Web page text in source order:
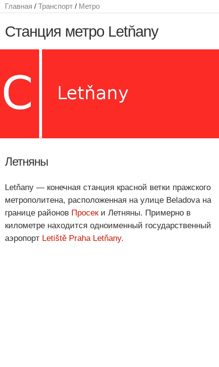
Главная / Транспорт / Метро
Станция метро Letňany
Летняны
Letňany — конечная станция красной ветки пражского
метрополитена, расположенная на улице Beladova на
границе районов Просеки Летняны. Примерно в
километре находится одноименный государственный
аэропорт Letiště Praha Letňany.